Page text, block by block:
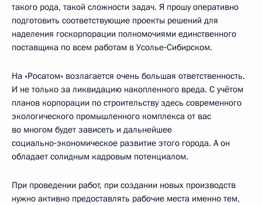
такого рода, такой сложности задач. Я прошу оперативно
подготовить соответствующие проекты решений для
наделения госкорпорации полномочиями единственного
поставщика по всем работам в Усолье‑Сибирском.
На «Росатом» возлагается очень большая ответственность.
И не только за ликвидацию накопленного вреда. С учётом
планов корпорации по строительству здесь современного
экологического промышленного комплекса от вас
во многом будет зависеть и дальнейшее
социально‑экономическое развитие этого города. А он
обладает солидным кадровым потенциалом.
При проведении работ, при создании новых производств
нужно активно предоставлять рабочие места именно тем,